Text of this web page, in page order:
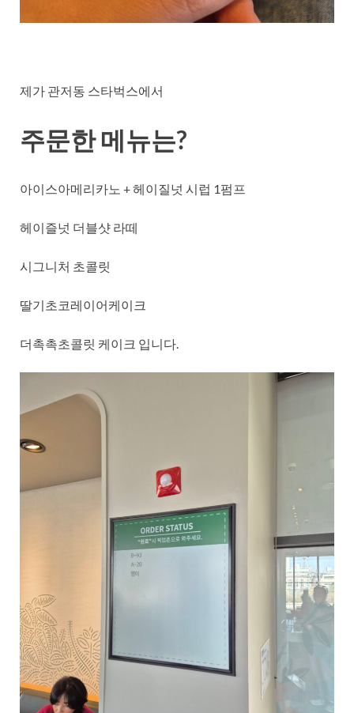
제가 관저동 스타벅스에서
주문한 메뉴는?
아이스아메리카노 + 헤이질넛 시럽 1펌프
헤이즐넛 더블샷 라떼
시그니처 초콜릿
딸기초코레이어케이크
더촉촉초콜릿 케이크 입니다.